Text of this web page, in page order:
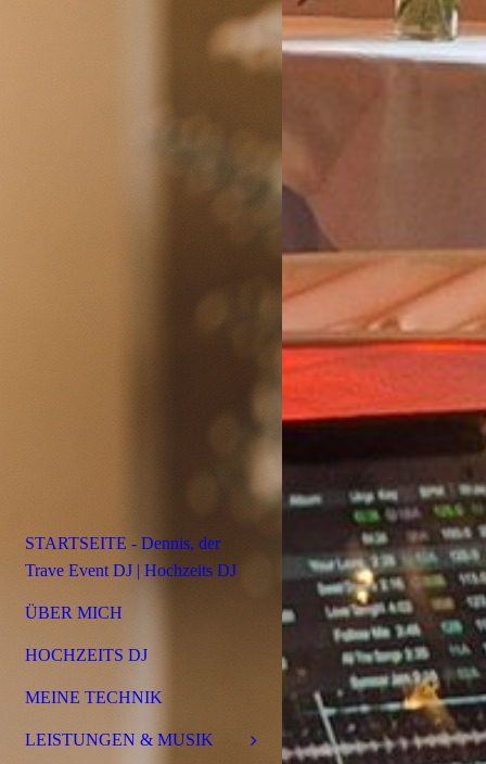
STARTSEITE - Dennis, der
Trave Event DJ | Hochzeits DJ
ÜBER MICH
HOCHZEITS DJ
MEINE TECHNIK
LEISTUNGEN & MUSIK